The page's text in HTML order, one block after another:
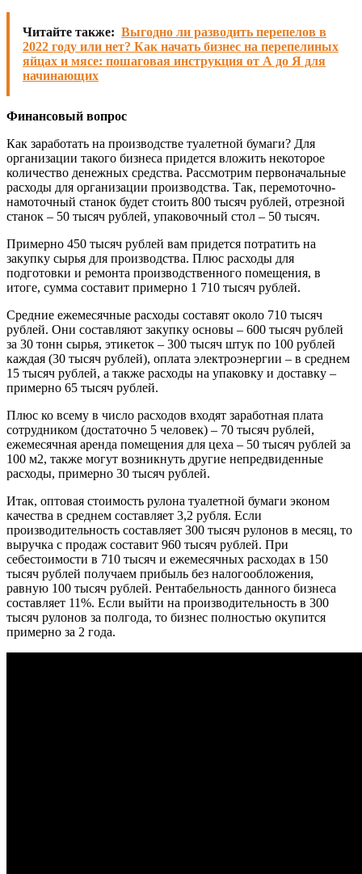
Читайте также: Выгодно ли разводить перепелов в
2022 году или нет? Как начать бизнес на перепелиных
яйцах и мясе: пошаговая инструкция от А до Я для
начинающих
Финансовый вопрос
Как заработать на производстве туалетной бумаги? Для
организации такого бизнеса придется вложить некоторое
количество денежных средства. Рассмотрим первоначальные
расходы для организации производства. Так, перемоточно-
намоточный станок будет стоить 800 тысяч рублей, отрезной
станок – 50 тысяч рублей, упаковочный стол – 50 тысяч.
Примерно 450 тысяч рублей вам придется потратить на
закупку сырья для производства. Плюс расходы для
подготовки и ремонта производственного помещения, в
итоге, сумма составит примерно 1 710 тысяч рублей.
Средние ежемесячные расходы составят около 710 тысяч
рублей. Они составляют закупку основы – 600 тысяч рублей
за 30 тонн сырья, этикеток – 300 тысяч штук по 100 рублей
каждая (30 тысяч рублей), оплата электроэнергии – в среднем
15 тысяч рублей, а также расходы на упаковку и доставку –
примерно 65 тысяч рублей.
Плюс ко всему в число расходов входят заработная плата
сотрудником (достаточно 5 человек) – 70 тысяч рублей,
ежемесячная аренда помещения для цеха – 50 тысяч рублей за
100 м2, также могут возникнуть другие непредвиденные
расходы, примерно 30 тысяч рублей.
Итак, оптовая стоимость рулона туалетной бумаги эконом
качества в среднем составляет 3,2 рубля. Если
производительность составляет 300 тысяч рулонов в месяц, то
выручка с продаж составит 960 тысяч рублей. При
себестоимости в 710 тысяч и ежемесячных расходах в 150
тысяч рублей получаем прибыль без налогообложения,
равную 100 тысяч рублей. Рентабельность данного бизнеса
составляет 11%. Если выйти на производительность в 300
тысяч рулонов за полгода, то бизнес полностью окупится
примерно за 2 года.